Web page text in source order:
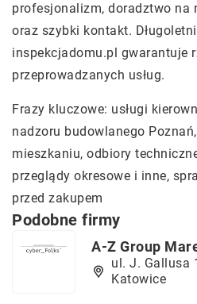
profesjonalizm, doradztwo na
oraz szybki kontakt.
inspekcjadomu.pl gwarantuje
przeprowadzanych usług.
Frazy kluczowe: usługi
nadzoru budowlanego Poznań
mieszkaniu, odbiory
przeglądy okresowe i inne,
przed zakupem
Podobne firmy
A-Z Group
ul. J. Gallusa
Katowice